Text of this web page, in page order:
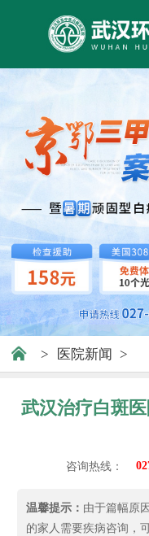
> 医院新闻 >
武汉治疗白斑
咨询热线：
温馨提示： 由于篇幅原
的家人需要疾病咨询，